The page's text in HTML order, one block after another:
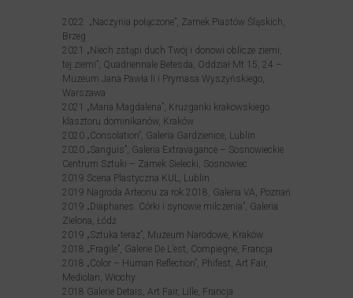
2022 „Naczynia połączone”, Zamek Piastów Śląskich,
Brzeg
2021 „Niech zstąpi duch Twój i donowi oblicze ziemi,
tej ziemi”, Quadriennale Betesda, Oddział Mt 15, 24 –
Muzeum Jana Pawła II i Prymasa Wyszyńskiego,
Warszawa
2021 „Maria Magdalena”, Krużganki krakowskiego
klasztoru dominikanów, Kraków
2020 „Consolation”, Galeria Gardzienice, Lublin
2020 „Sanguis”, Galeria Extravagance – Sosnowieckie
Centrum Sztuki – Zamek Sielecki, Sosnowiec
2019 Scena Plastyczna KUL, Lublin
2019 Nagroda Arteonu za rok 2018, Galeria VA, Poznań
2019 „Diaphanes. Córki i synowie milczenia”, Galeria
Zielona, Łódź
2019 „Sztuka teraz”, Muzeum Narodowe, Kraków
2018 „Fragile”, Galerie De L’est, Compiegne, Francja
2018 „Color – Human Reflection”, Phifest, Art Fair,
Mediolan, Włochy
2018 Galerie Detais, Art Fair, Lille, Francja